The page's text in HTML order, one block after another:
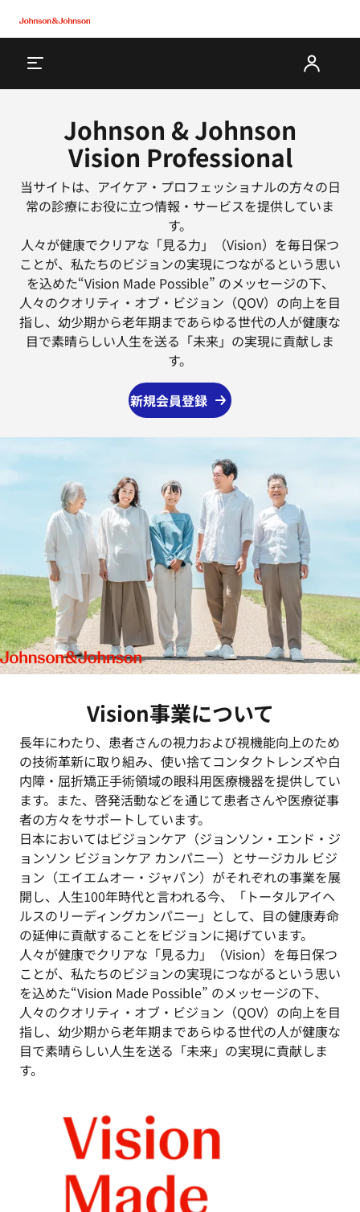
Johnson & Johnson
Vision Professional
当サイトは、アイケア・プロフェッショナルの方々の日
常の診療にお役に立つ情報・サービスを提供していま
す。
人々が健康でクリアな「見る力」（Vision）を毎日保つ
ことが、私たちのビジョンの実現につながるという思い
を込めた“Vision Made Possible” のメッセージの下、
人々のクオリティ・オブ・ビジョン（QOV）の向上を目
指し、幼少期から老年期まであらゆる世代の人が健康な
目で素晴らしい人生を送る「未来」の実現に貢献しま
す。
新規会員登録
Vision事業について
長年にわたり、患者さんの視力および視機能向上のため
の技術革新に取り組み、使い捨てコンタクトレンズや白
内障・屈折矯正手術領域の眼科用医療機器を提供してい
ます。また、啓発活動などを通じて患者さんや医療従事
者の方々をサポートしています。
日本においてはビジョンケア（ジョンソン・エンド・ジ
ョンソン ビジョンケア カンパニー）とサージカル ビジ
ョン（エイエムオー・ジャパン）がそれぞれの事業を展
開し、人生100年時代と言われる今、「トータルアイヘ
ルスのリーディングカンパニー」として、目の健康寿命
の延伸に貢献することをビジョンに掲げています。
人々が健康でクリアな「見る力」（Vision）を毎日保つ
ことが、私たちのビジョンの実現につながるという思い
を込めた“Vision Made Possible” のメッセージの下、
人々のクオリティ・オブ・ビジョン（QOV）の向上を目
指し、幼少期から老年期まであらゆる世代の人が健康な
目で素晴らしい人生を送る「未来」の実現に貢献しま
す。